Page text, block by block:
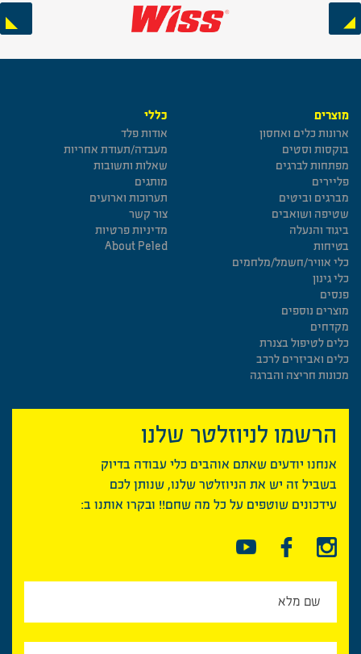
Previous
Next
מוצרים
ארונות כלים ואחסון
בוקסות וסטים
מפתחות לברגים
פליירים
מברגים וביטים
שטיפה ושואבים
ביגוד והנעלה
בטיחות
כלי אוויר/חשמל/מלחמים
כלי גינון
פנסים
מוצרים נוספים
מקדחים
כלים לטיפול בצנרת
כלים ואביזרים לרכב
מכונות חריצה והברגה
כללי
אודות פלד
מעבדה/תעודת אחריות
שאלות ותשובות
מותגים
תערוכות וארועים
צור קשר
מדיניות פרטיות
About Peled
הרשמו לניוזלטר שלנו
אנחנו יודעים שאתם אוהבים כלי עבודה בדיוק
בשביל זה יש את הניוזלטר שלנו, שנותן לכם
עידכונים שוטפים על כל מה שחם!! ובקרו אותנו ב: